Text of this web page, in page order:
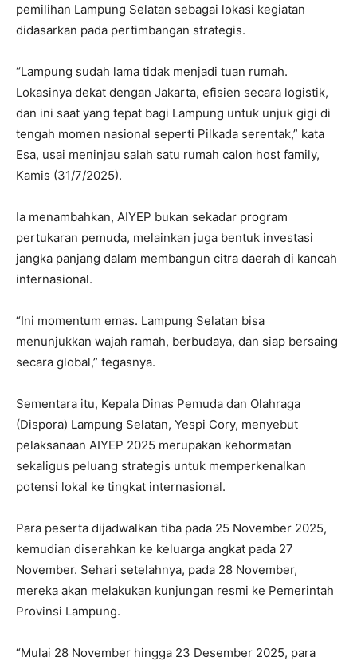
pemilihan Lampung Selatan sebagai lokasi kegiatan
didasarkan pada pertimbangan strategis.
“Lampung sudah lama tidak menjadi tuan rumah.
Lokasinya dekat dengan Jakarta, efisien secara logistik,
dan ini saat yang tepat bagi Lampung untuk unjuk gigi di
tengah momen nasional seperti Pilkada serentak,” kata
Esa, usai meninjau salah satu rumah calon host family,
Kamis (31/7/2025).
Ia menambahkan, AIYEP bukan sekadar program
pertukaran pemuda, melainkan juga bentuk investasi
jangka panjang dalam membangun citra daerah di kancah
internasional.
“Ini momentum emas. Lampung Selatan bisa
menunjukkan wajah ramah, berbudaya, dan siap bersaing
secara global,” tegasnya.
Sementara itu, Kepala Dinas Pemuda dan Olahraga
(Dispora) Lampung Selatan, Yespi Cory, menyebut
pelaksanaan AIYEP 2025 merupakan kehormatan
sekaligus peluang strategis untuk memperkenalkan
potensi lokal ke tingkat internasional.
Para peserta dijadwalkan tiba pada 25 November 2025,
kemudian diserahkan ke keluarga angkat pada 27
November. Sehari setelahnya, pada 28 November,
mereka akan melakukan kunjungan resmi ke Pemerintah
Provinsi Lampung.
“Mulai 28 November hingga 23 Desember 2025, para